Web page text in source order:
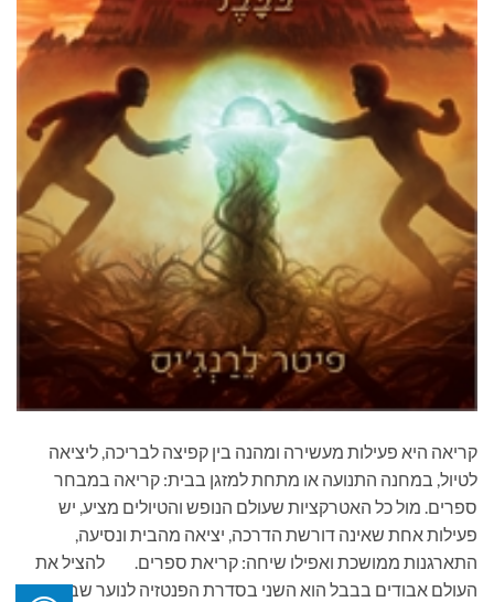
קריאה היא פעילות מעשירה ומהנה בין קפיצה לבריכה, ליציאה
לטיול, במחנה התנועה או מתחת למזגן בבית: קריאה במבחר
ספרים. מול כל האטרקציות שעולם הנופש והטיולים מציע, יש
פעילות אחת שאינה דורשת הדרכה, יציאה מהבית ונסיעה,
התארגנות ממושכת ואפילו שיחה: קריאת ספרים. להציל את
העולם אבודים בבבל הוא השני בסדרת הפנטזיה לנוער שבעת